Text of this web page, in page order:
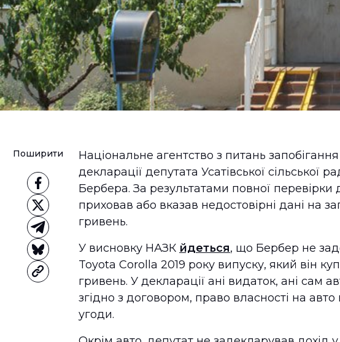
Поширити
Національне агентство з питань
декларації депутата Усатівської сільської
Бербера. За результатами повної
приховав або вказав недостовірні дані на
гривень.
У висновку НАЗК йдеться, що Бербер не
Toyota Corolla 2019 року випуску, який він
гривень. У декларації ані видаток, ані сам
згідно з договором, право власності на
угоди.